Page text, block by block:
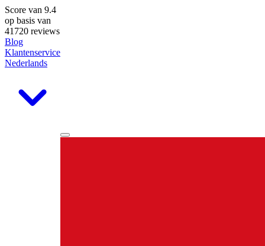
Score van 9.4
op basis van
41720 reviews
Blog
Klantenservice
Nederlands